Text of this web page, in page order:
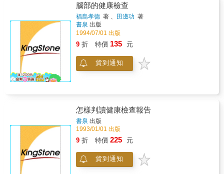
腦部的健康檢查
福島孝德 著 、 田邊功 著
書泉 出版
1994/07/01 出版
9 折 特價 135 元
貨到通知
怎樣判讀健康檢查報告
書泉 出版
1993/01/01 出版
9 折 特價 225 元
貨到通知